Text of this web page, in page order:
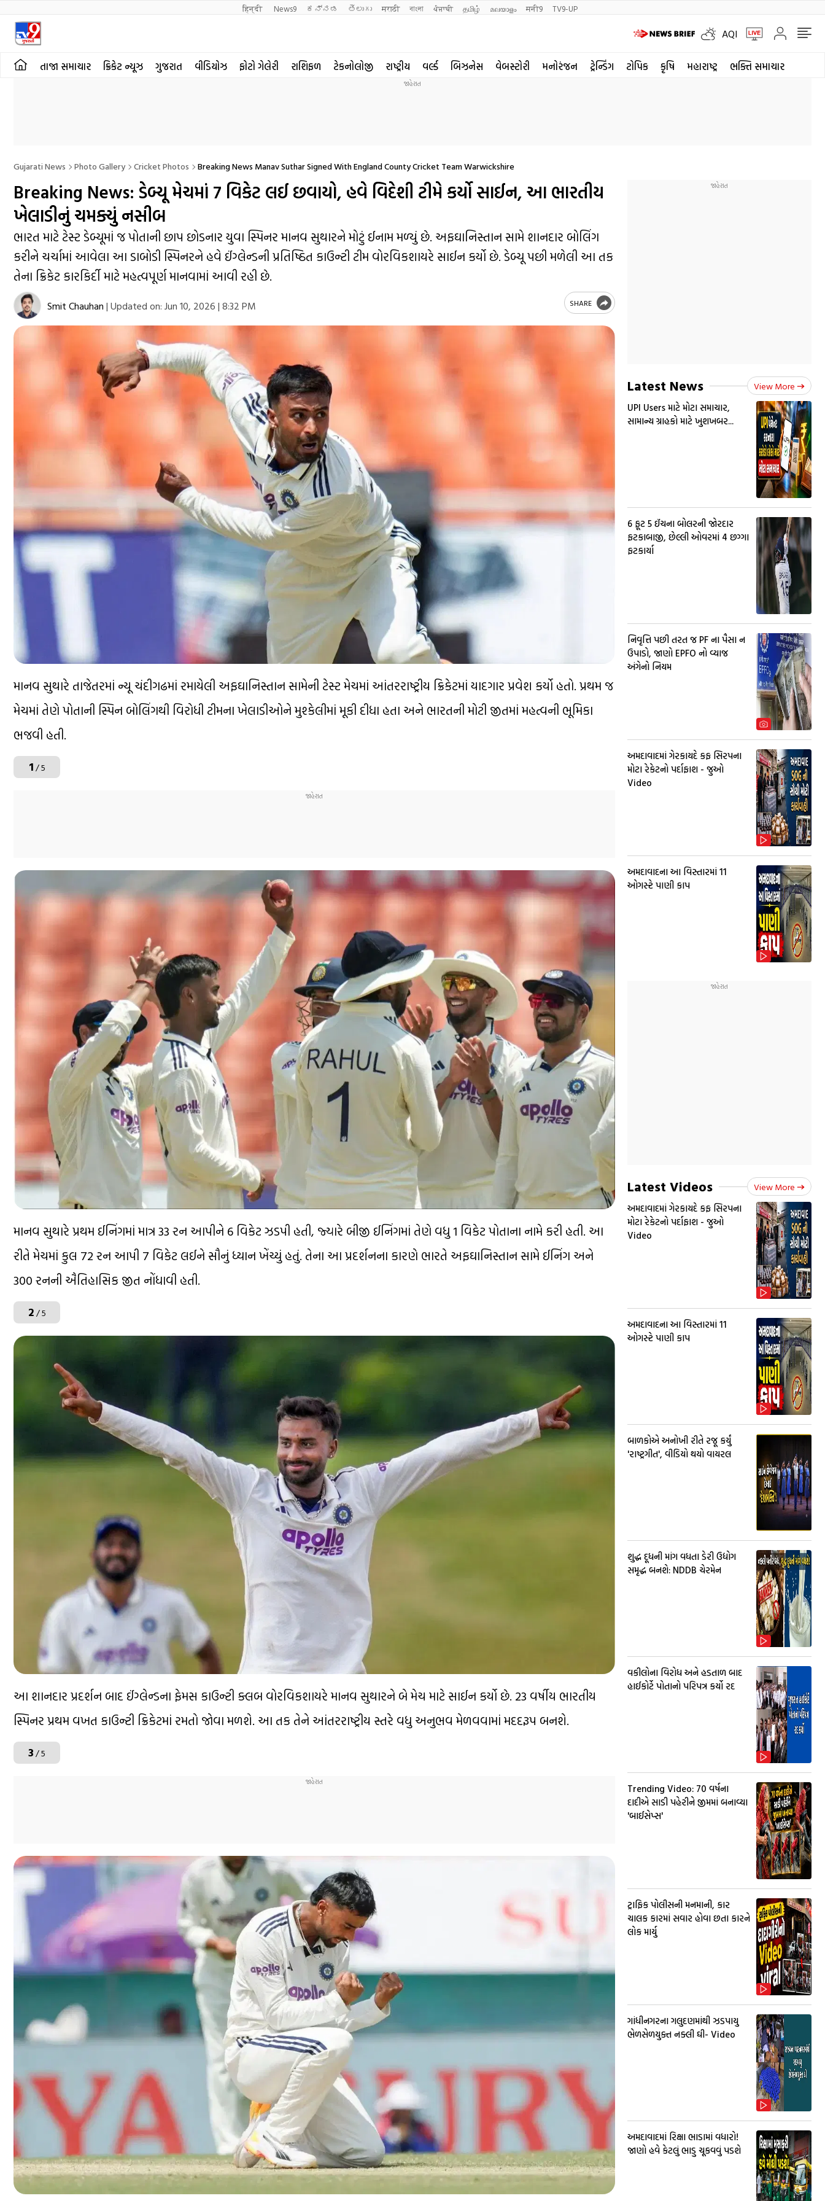
हिन्दी News9 ಕನ್ನಡ తెలుగు मराठी বাংলা ਪੰਜਾਬੀ தமிழ் മലയാളം मनी9 TV9-UP
AQI
તાજા સમાચાર ક્રિકેટ ન્યૂઝ ગુજરાત વીડિયોઝ ફોટો ગેલેરી રાશિફળ ટેકનોલોજી રાષ્ટ્રીય વર્લ્ડ બિઝનેસ વેબસ્ટોરી મનોરંજન ટ્રેન્ડિંગ ટોપિક કૃષિ મહારાષ્ટ્ર ભક્તિ સમાચાર
Gujarati News Photo Gallery Cricket Photos Breaking News Manav Suthar Signed With England County Cricket Team Warwickshire
Breaking News: ડેબ્યૂ મેચમાં 7 વિકેટ લઈ છવાયો, હવે વિદેશી ટીમે કર્યો સાઈન, આ ભારતીય
ખેલાડીનું ચમક્યું નસીબ
ભારત માટે ટેસ્ટ ડેબ્યૂમાં જ પોતાની છાપ છોડનાર યુવા સ્પિનર માનવ સુથારને મોટું ઈનામ મળ્યું છે. અફઘાનિસ્તાન સામે શાનદાર બોલિંગ
કરીને ચર્ચામાં આવેલા આ ડાબોડી સ્પિનરને હવે ઈંગ્લેન્ડની પ્રતિષ્ઠિત કાઉન્ટી ટીમ વોરવિકશાયરે સાઈન કર્યો છે. ડેબ્યૂ પછી મળેલી આ તક
તેના ક્રિકેટ કારકિર્દી માટે મહત્વપૂર્ણ માનવામાં આવી રહી છે.
Smit Chauhan | Updated on: Jun 10, 2026 | 8:32 PM SHARE
માનવ સુથારે તાજેતરમાં ન્યૂ ચંદીગઢમાં રમાયેલી અફઘાનિસ્તાન સામેની ટેસ્ટ મેચમાં આંતરરાષ્ટ્રીય ક્રિકેટમાં યાદગાર પ્રવેશ કર્યો હતો. પ્રથમ જ
મેચમાં તેણે પોતાની સ્પિન બોલિંગથી વિરોધી ટીમના ખેલાડીઓને મુશ્કેલીમાં મૂકી દીધા હતા અને ભારતની મોટી જીતમાં મહત્વની ભૂમિકા
ભજવી હતી.
1/ 5
માનવ સુથારે પ્રથમ ઈનિંગમાં માત્ર 33 રન આપીને 6 વિકેટ ઝડપી હતી, જ્યારે બીજી ઈનિંગમાં તેણે વધુ 1 વિકેટ પોતાના નામે કરી હતી. આ
રીતે મેચમાં કુલ 72 રન આપી 7 વિકેટ લઈને સૌનું ધ્યાન ખેંચ્યું હતું. તેના આ પ્રદર્શનના કારણે ભારતે અફઘાનિસ્તાન સામે ઈનિંગ અને
300 રનની ઐતિહાસિક જીત નોંધાવી હતી.
2/ 5
આ શાનદાર પ્રદર્શન બાદ ઈંગ્લેન્ડના ફેમસ કાઉન્ટી ક્લબ વોરવિકશાયરે માનવ સુથારને બે મેચ માટે સાઈન કર્યો છે. 23 વર્ષીય ભારતીય
સ્પિનર પ્રથમ વખત કાઉન્ટી ક્રિકેટમાં રમતો જોવા મળશે. આ તક તેને આંતરરાષ્ટ્રીય સ્તરે વધુ અનુભવ મેળવવામાં મદદરૂપ બનશે.
3/ 5
Latest News View More
UPI Users માટે મોટા સમાચાર,
સામાન્ય ગ્રાહકો માટે ખુશખબર...
6 ફૂટ 5 ઈંચના બોલરની જોરદાર
ફટકાબાજી, છેલ્લી ઓવરમાં 4 છગ્ગા
ફટકાર્યા
નિવૃત્તિ પછી તરત જ PF ના પૈસા ન
ઉપાડો, જાણો EPFO નો વ્યાજ
અંગેનો નિયમ
અમદાવાદમાં ગેરકાયદે કફ સિરપના
મોટા રેકેટનો પર્દાફાશ - જુઓ
Video
અમદાવાદના આ વિસ્તારમાં 11
ઓગસ્ટે પાણી કાપ
Latest Videos View More
અમદાવાદમાં ગેરકાયદે કફ સિરપના
મોટા રેકેટનો પર્દાફાશ - જુઓ
Video
અમદાવાદના આ વિસ્તારમાં 11
ઓગસ્ટે પાણી કાપ
બાળકોએ અનોખી રીતે રજૂ કર્યું
'રાષ્ટ્રગીત', વીડિયો થયો વાયરલ
શુદ્ધ દૂધની માંગ વધતા ડેરી ઉદ્યોગ
સમૃદ્ધ બનશે: NDDB ચેરમેન
વકીલોના વિરોધ અને હડતાળ બાદ
હાઈકોર્ટે પોતાનો પરિપત્ર કર્યો રદ
Trending Video: 70 વર્ષના
દાદીએ સાડી પહેરીને જીમમાં બનાવ્યા
'બાઈસેપ્સ'
ટ્રાફિક પોલીસની મનમાની, કાર
ચાલક કારમાં સવાર હોવા છતા કારને
લોક માર્યુ
ગાંધીનગરના ગલુદણમાંથી ઝડપાયુ
ભેળસેળયુક્ત નક્લી ઘી- Video
અમદાવાદમાં રિક્ષા ભાડામાં વધારો!
જાણો હવે કેટલું ભાડુ ચૂકવવું પડશે